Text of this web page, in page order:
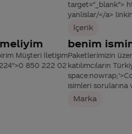
target="_blank">
yanlislar/</a>
İçerik
Müşteri İletişim
850 222 02
benim
Paketlerimizin
katılımcıların
isimleri sorularına
Marka